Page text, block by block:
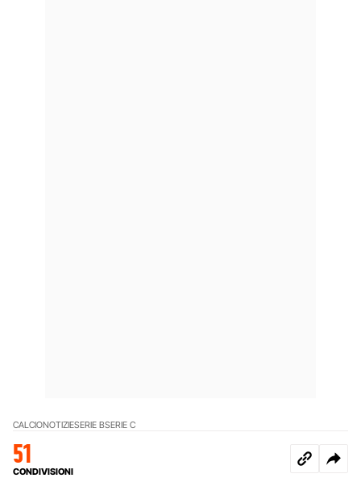
CALCIONOTIZIESERIE BSERIE C
51
CONDIVISIONI